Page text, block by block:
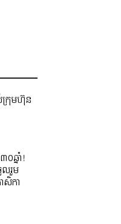
ក្រុមហ៊ុន
ឆ្នាំ!
លរួម
សិកា